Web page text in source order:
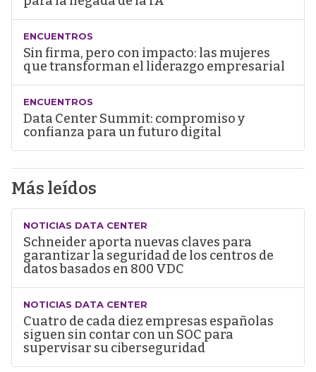
ENCUENTROS
Sin firma, pero con impacto: las mujeres
que transforman el liderazgo empresarial
ENCUENTROS
Data Center Summit: compromiso y
confianza para un futuro digital
Más leídos
NOTICIAS DATA CENTER
Schneider aporta nuevas claves para
garantizar la seguridad de los centros de
datos basados en 800 VDC
NOTICIAS DATA CENTER
Cuatro de cada diez empresas españolas
siguen sin contar con un SOC para
supervisar su ciberseguridad